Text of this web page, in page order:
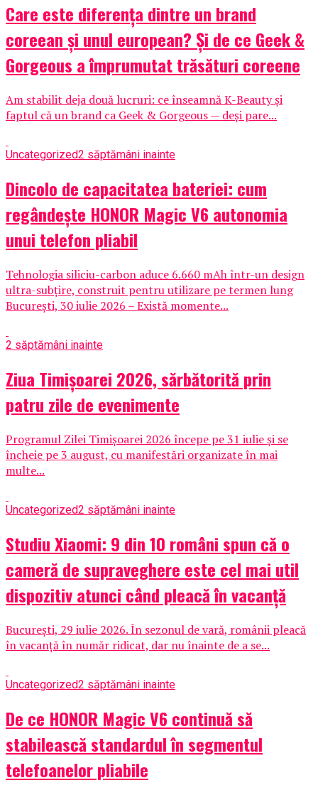
Care este diferența dintre un brand
coreean și unul european? Și de ce Geek &
Gorgeous a împrumutat trăsături coreene
Am stabilit deja două lucruri: ce înseamnă K-Beauty și
faptul că un brand ca Geek & Gorgeous — deși pare...
Uncategorized2 săptămâni inainte
Dincolo de capacitatea bateriei: cum
regândește HONOR Magic V6 autonomia
unui telefon pliabil
Tehnologia siliciu-carbon aduce 6.660 mAh într-un design
ultra-subțire, construit pentru utilizare pe termen lung
București, 30 iulie 2026 – Există momente...
2 săptămâni inainte
Ziua Timișoarei 2026, sărbătorită prin
patru zile de evenimente
Programul Zilei Timișoarei 2026 începe pe 31 iulie și se
încheie pe 3 august, cu manifestări organizate în mai
multe...
Uncategorized2 săptămâni inainte
Studiu Xiaomi: 9 din 10 români spun că o
cameră de supraveghere este cel mai util
dispozitiv atunci când pleacă în vacanță
București, 29 iulie 2026. În sezonul de vară, românii pleacă
în vacanță în număr ridicat, dar nu înainte de a se...
Uncategorized2 săptămâni inainte
De ce HONOR Magic V6 continuă să
stabilească standardul în segmentul
telefoanelor pliabile